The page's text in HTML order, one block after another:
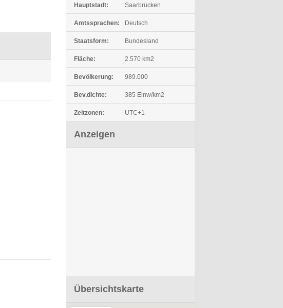
Hauptstadt: Saarbrücken
Amtssprachen: Deutsch
Staatsform: Bundesland
Fläche: 2.570 km2
Bevölkerung: 989.000
Bev.dichte: 385 Einw/km2
Zeitzonen: UTC+1
Anzeigen
Übersichtskarte